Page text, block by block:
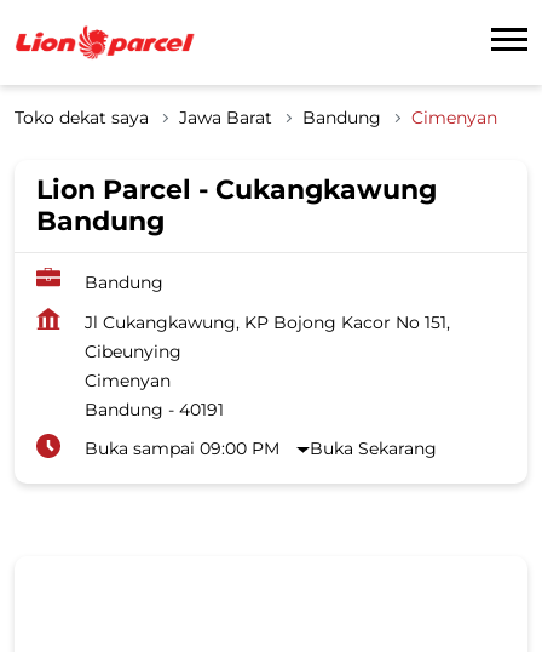
Toko dekat saya Jawa Barat Bandung Cimenyan
Lion Parcel - Cukangkawung
Bandung
Bandung
Jl Cukangkawung, KP Bojong Kacor No 151,
Cibeunying
Cimenyan
Bandung - 40191
Buka sampai 09:00 PM
Buka Sekarang